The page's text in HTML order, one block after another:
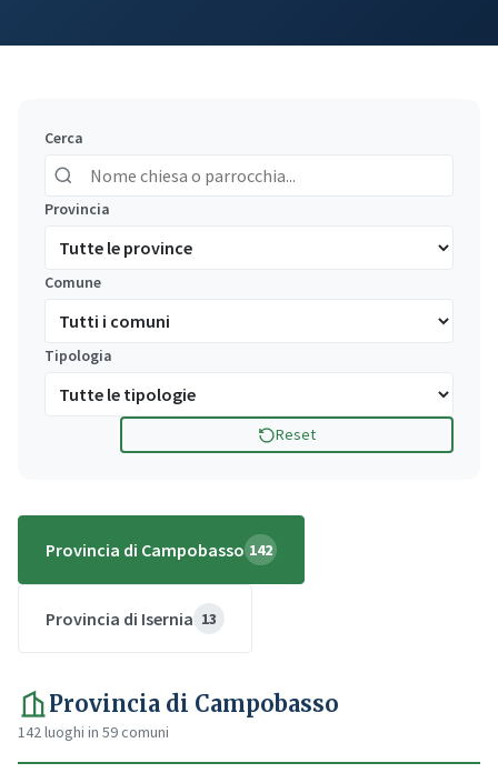
Cerca
Provincia
Comune
Tipologia
Reset
Provincia di Campobasso 142
Provincia di Isernia 13
Provincia di Campobasso
142 luoghi in 59 comuni